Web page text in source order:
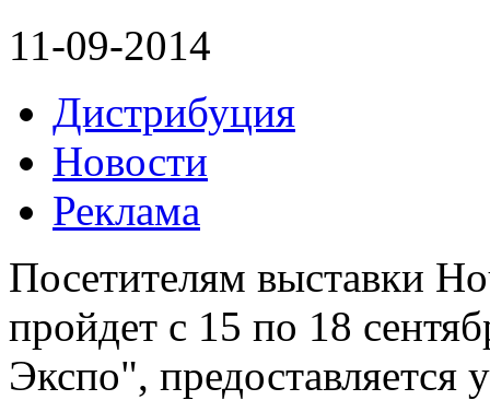
11-09-2014
Дистрибуция
Новости
Реклама
Посетителям выставки
пройдет с 15 по 18
Экспо", предоставляется